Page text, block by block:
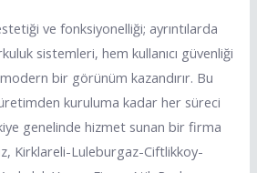
ve fonksiyonelliği; ayrıntılarda
sistemleri, hem kullanıcı güvenliği
bir görünüm kazandırır. Bu
kuruluma kadar her süreci
genelinde hizmet sunan bir firma
Kirklareli-Luleburgaz-Ciftlikkoy-